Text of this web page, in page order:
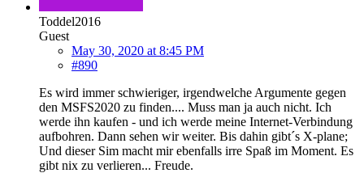
Toddel2016
Guest
May 30, 2020 at 8:45 PM
#890
Es wird immer schwieriger, irgendwelche Argumente gegen
den MSFS2020 zu finden.... Muss man ja auch nicht. Ich
werde ihn kaufen - und ich werde meine Internet-Verbindung
aufbohren. Dann sehen wir weiter. Bis dahin gibt´s X-plane;
Und dieser Sim macht mir ebenfalls irre Spaß im Moment. Es
gibt nix zu verlieren... Freude.